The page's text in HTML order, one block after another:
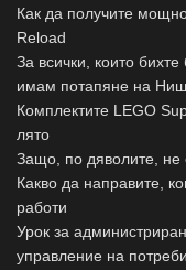
Как да получите
Reload
За всички, които
имам потапяне на
Комплектите LEGO
лято
Защо, по дяволите,
Какво да направите,
работи
Урок за
управление на